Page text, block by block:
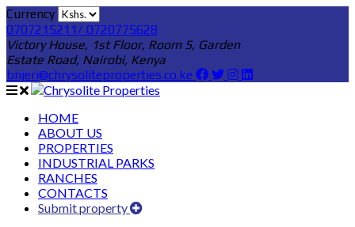
Currency
0707215211/ 0720775628
Victory House, 1st Floor, Room 5, Garden
Estate Road, Nairobi, Kenya
bnjeri@chrysoliteproperties.co.ke
HOME
ABOUT US
PROPERTIES
INDUSTRIAL PARKS
RANCHES
CONTACTS
Submit property